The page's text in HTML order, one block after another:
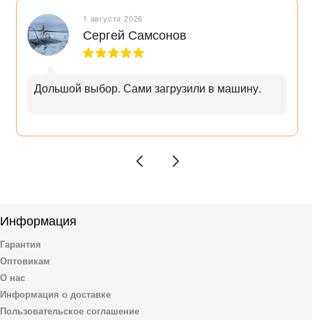
1 августа 2026
Сергей Самсонов
Дольшой выбор. Сами загрузили в машину.
Информация
Гарантия
Оптовикам
О нас
Информация о доставке
Пользовательское соглашение